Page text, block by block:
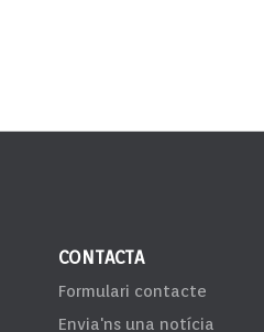
CONTACTA
Formulari contacte
Envia'ns una notícia